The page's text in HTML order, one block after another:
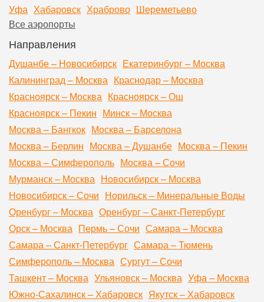
Уфа Хабаровск Храброво Шереметьево
Все аэропорты
Направления
Душанбе – Новосибирск Екатеринбург – Москва
Калининград – Москва Краснодар – Москва
Красноярск – Москва Красноярск – Ош
Красноярск – Пекин Минск – Москва
Москва – Бангкок Москва – Барселона
Москва – Берлин Москва – Душанбе Москва – Пекин
Москва – Симферополь Москва – Сочи
Мурманск – Москва Новосибирск – Москва
Новосибирск – Сочи Норильск – Минеральные Воды
Оренбург – Москва Оренбург – Санкт-Петербург
Орск – Москва Пермь – Сочи Самара – Москва
Самара – Санкт-Петербург Самара – Тюмень
Симферополь – Москва Сургут – Сочи
Ташкент – Москва Ульяновск – Москва Уфа – Москва
Южно-Сахалинск – Хабаровск Якутск – Хабаровск